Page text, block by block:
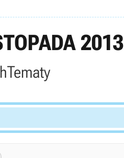
2013
Tematy